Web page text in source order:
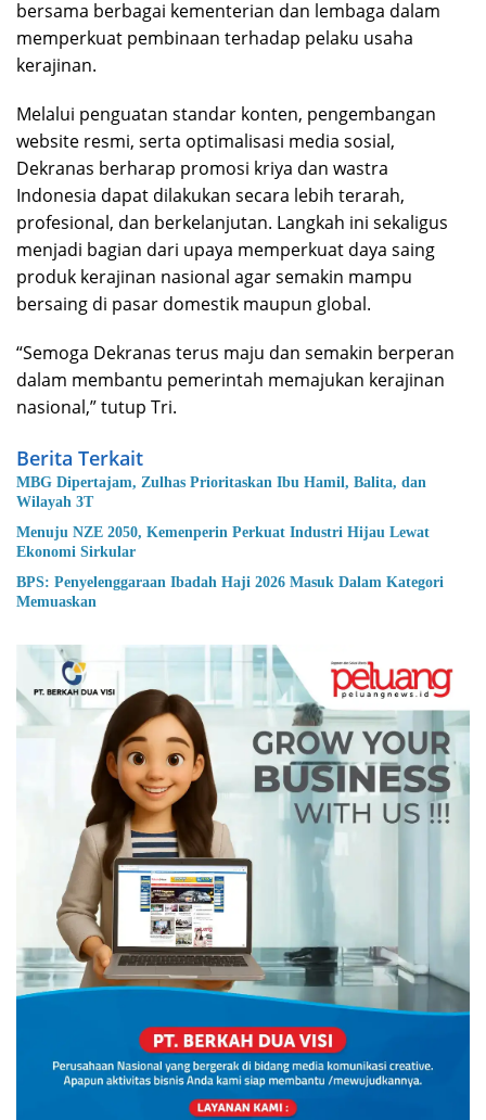
bersama berbagai kementerian dan lembaga dalam
memperkuat pembinaan terhadap pelaku usaha
kerajinan.
Melalui penguatan standar konten, pengembangan
website resmi, serta optimalisasi media sosial,
Dekranas berharap promosi kriya dan wastra
Indonesia dapat dilakukan secara lebih terarah,
profesional, dan berkelanjutan. Langkah ini sekaligus
menjadi bagian dari upaya memperkuat daya saing
produk kerajinan nasional agar semakin mampu
bersaing di pasar domestik maupun global.
“Semoga Dekranas terus maju dan semakin berperan
dalam membantu pemerintah memajukan kerajinan
nasional,” tutup Tri.
Berita Terkait
MBG Dipertajam, Zulhas Prioritaskan Ibu Hamil, Balita, dan
Wilayah 3T
Menuju NZE 2050, Kemenperin Perkuat Industri Hijau Lewat
Ekonomi Sirkular
BPS: Penyelenggaraan Ibadah Haji 2026 Masuk Dalam Kategori
Memuaskan